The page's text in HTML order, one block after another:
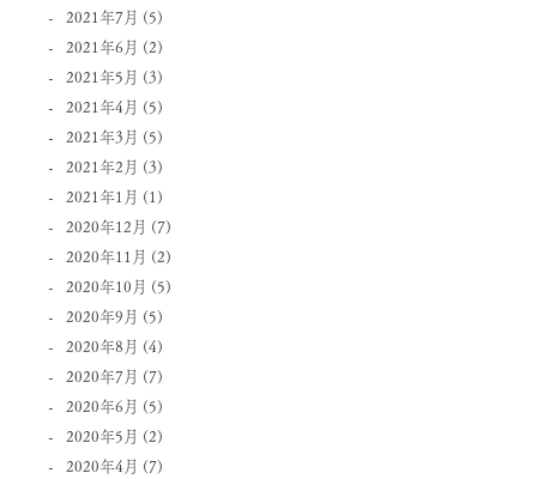
2021年7月 (5)
2021年6月 (2)
2021年5月 (3)
2021年4月 (5)
2021年3月 (5)
2021年2月 (3)
2021年1月 (1)
2020年12月 (7)
2020年11月 (2)
2020年10月 (5)
2020年9月 (5)
2020年8月 (4)
2020年7月 (7)
2020年6月 (5)
2020年5月 (2)
2020年4月 (7)